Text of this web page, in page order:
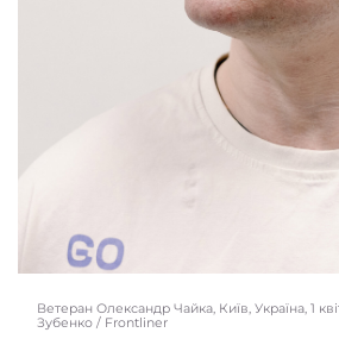
Ветеран Олександр Чайка, Київ, Україна, 1
Зубенко / Frontliner